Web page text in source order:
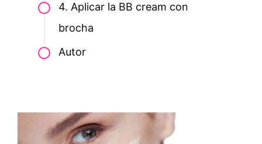
4. Aplicar la BB cream con
brocha
Autor